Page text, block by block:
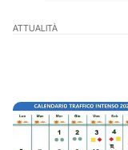
ATTUALITÀ